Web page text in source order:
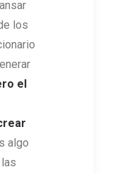
los
el
algo